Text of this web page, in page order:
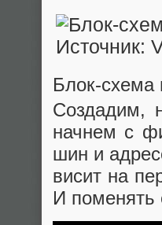
Блок-схема
Создадим,
начнем с
шин и
висит на
И поменять